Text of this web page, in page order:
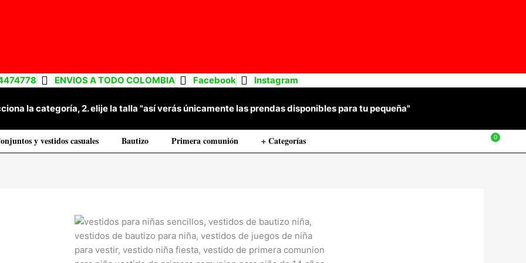
ENVIOS A TODO COLOMBIA Facebook Instagram
la categoría, 2. elije la talla "así verás únicamente las prendas disponibles para tu pequeña"
y vestidos casuales Bautizo Primera comunión + Categorías